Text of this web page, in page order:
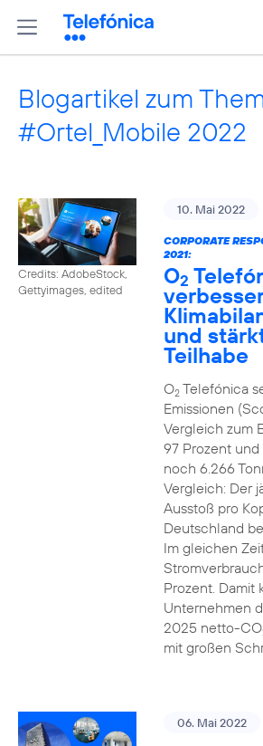
Blogartikel zum
#Ortel_Mobile 2022
Credits: AdobeStock,
Gettyimages, edited
10. Mai 2022
CORPORATE
2021:
O2
und
Teilhabe
O2Telefónica
Emissionen
Vergleich zum
97 Prozent
noch 6.266
Vergleich: Der
Ausstoß pro
Deutschland
Im gleichen
Prozent. Damit
Unternehmen
2025 netto-CO
mit großen
06. Mai 2022